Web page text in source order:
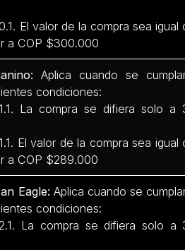
El valor de la compra sea igual
a COP $300.000
Aplica cuando se
condiciones:
La compra se difiera solo a
El valor de la compra sea igual
a COP $289.000
Eagle: Aplica cuando se
condiciones:
La compra se difiera solo a